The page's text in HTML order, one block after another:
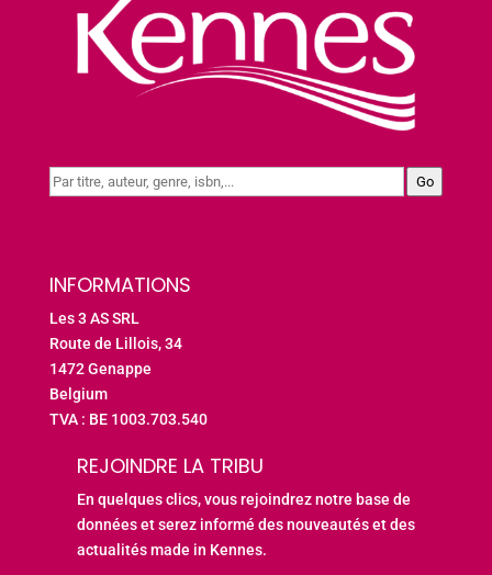
Go
INFORMATIONS
Les 3 AS SRL
Route de Lillois, 34
1472 Genappe
Belgium
TVA : BE 1003.703.540
REJOINDRE LA TRIBU
En quelques clics, vous rejoindrez notre base de
données et serez informé des nouveautés et des
actualités made in Kennes.